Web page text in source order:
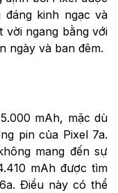
đáng kinh ngạc và
vời ngang bằng với
ngày và ban đêm.
mAh, mặc dù
pin của Pixel 7a.
mang đến sự
mAh được tìm
Điều này có thể